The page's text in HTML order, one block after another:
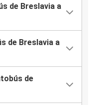
de Breslavia a
de Breslavia a
de